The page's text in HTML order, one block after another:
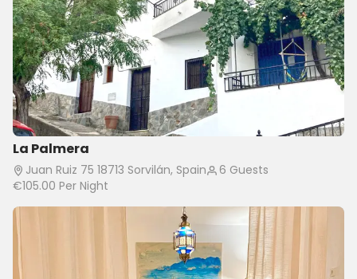
La Palmera
Juan Ruiz 75 18713 Sorvilán, Spain
6 Guests
€105.00 Per Night